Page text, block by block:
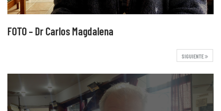
FOTO – Dr Carlos Magdalena
SIGUIENTE